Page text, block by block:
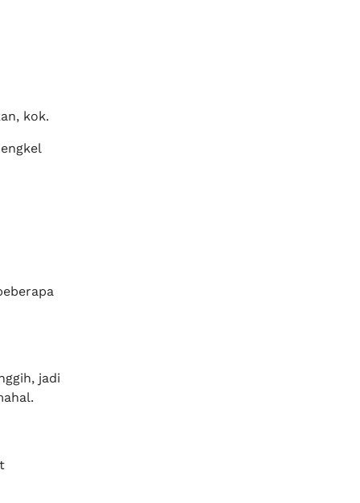
kok.
jadi